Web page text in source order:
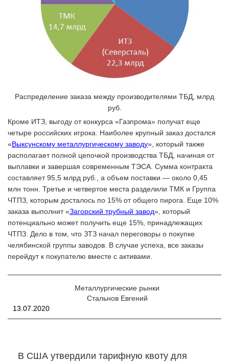
Распределение заказа между производителями ТБД, млрд
руб.
Кроме ИТЗ, выгоду от конкурса «Газпрома» получат еще
четыре российских игрока. Наиболее крупный заказ достался
«Выксунскому металлургическому заводу», который также
располагает полной цепочкой производства ТБД, начиная от
выплавки и завершая современным ТЭСА. Сумма контракта
составляет 95,5 млрд руб., а объем поставки — около 0,45
млн тонн. Третье и четвертое места разделили ТМК и Группа
ЧТПЗ, которым досталось по 15% от общего пирога. Еще 10%
заказа выполнит «Загорский трубный завод», который
потенциально может получить еще 15%, принадлежащих
ЧТПЗ. Дело в том, что ЗТЗ начал переговоры о покупке
челябинской группы заводов. В случае успеха, все заказы
перейдут к покупателю вместе с активами.
Металлургические рынки
Стальнов Евгений
13.07.2020
В США утвердили тарифную квоту для